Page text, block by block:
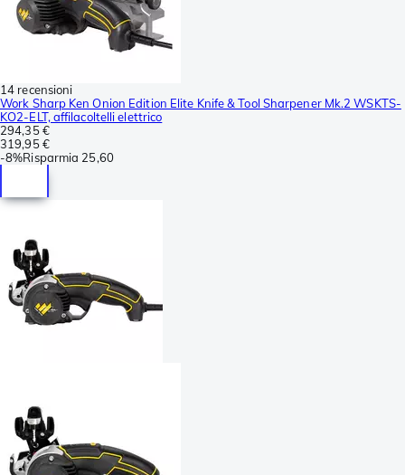
14 recensioni
Work Sharp Ken Onion Edition Elite Knife & Tool Sharpener Mk.2 WSKTS-
KO2-ELT, affilacoltelli elettrico
294,35 €
319,95 €
-8%Risparmia 25,60